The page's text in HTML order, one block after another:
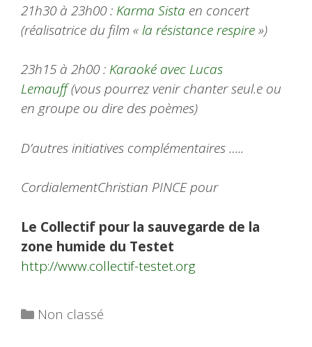
21h30 à 23h00 : Karma Sista en concert
(réalisatrice du film «la résistance respire»)
23h15 à 2h00 : Karaoké avec Lucas
Lemauff(vous pourrez venir chanter seul.e ou
en groupe ou dire des poèmes)
D’autres initiatives complémentaires …..
CordialementChristian PINCE pour
Le Collectif pour la sauvegarde de la
zone humide du Testet
http://www.collectif-testet.org
Catégories
Non classé